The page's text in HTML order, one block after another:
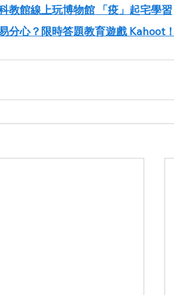
館線上玩博物館 「疫」起宅學習
分心？限時答題教育遊戲 Kahoot